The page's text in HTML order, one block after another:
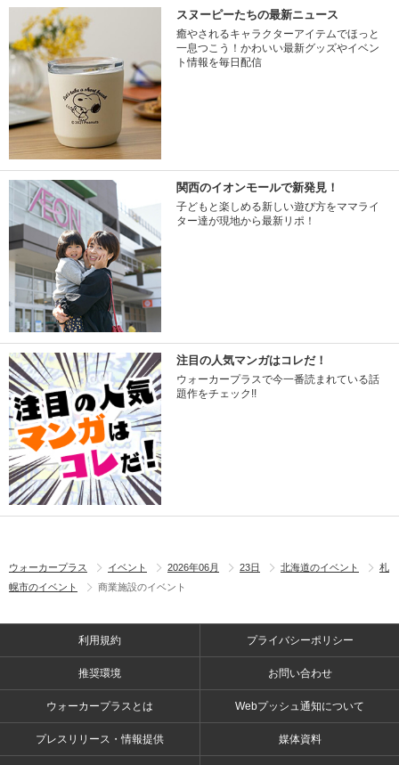
スヌーピーたちの最新ニュース
癒やされるキャラクターアイテムでほっと
一息つこう！かわいい最新グッズやイベン
ト情報を毎日配信
関西のイオンモールで新発見！
子どもと楽しめる新しい遊び方をママライ
ター達が現地から最新リポ！
注目の人気マンガはコレだ！
ウォーカープラスで今一番読まれている話
題作をチェック!!
ウォーカープラス イベント 2026年06月 23日 北海道のイベント
札
幌市のイベント
商業施設のイベント
利用規約 プライバシーポリシー
推奨環境 お問い合わせ
ウォーカープラスとは Webプッシュ通知について
プレスリリース・情報提供 媒体資料